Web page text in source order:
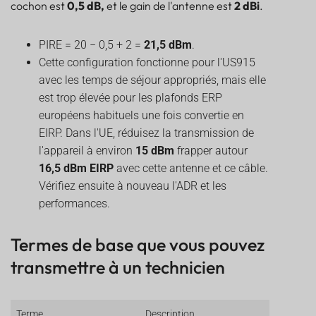
cochon est0,5 dB, et le gain de l'antenne est2 dBi.
PIRE = 20 − 0,5 + 2 = 21,5 dBm.
Cette configuration fonctionne pour l'US915
avec les temps de séjour appropriés, mais elle
est trop élevée pour les plafonds ERP
européens habituels une fois convertie en
EIRP. Dans l'UE, réduisez la transmission de
l'appareil à environ 15 dBm frapper autour
16,5 dBm EIRP avec cette antenne et ce câble.
Vérifiez ensuite à nouveau l'ADR et les
performances.
Termes de base que vous pouvez
transmettre à un technicien